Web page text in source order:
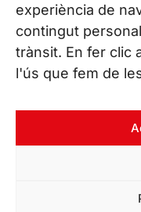
experiència de
contingut
trànsit. En fer clic
l'ús que fem de
CONTACTA’NS
Tel. (+34) 937